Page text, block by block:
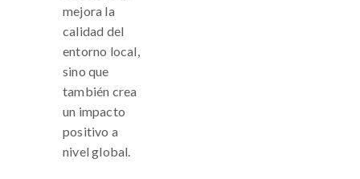
mejora la
calidad del
entorno local,
sino que
también crea
un impacto
positivo a
nivel global.